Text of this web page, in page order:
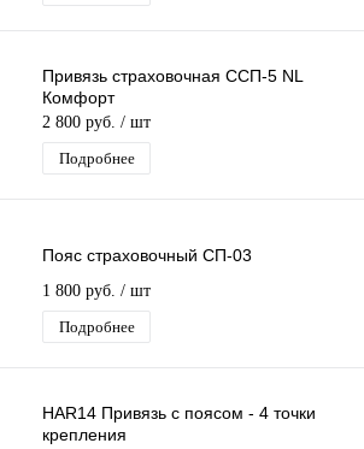
Привязь страховочная ССП-5 NL
Комфорт
2 800 руб. / шт
Подробнее
Пояс страховочный СП-03
1 800 руб. / шт
Подробнее
HAR14 Привязь с поясом - 4 точки
крепления